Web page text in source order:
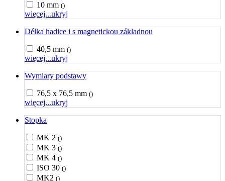
10 mm ()
więcej...ukryj
Délka hadice i s magnetickou základnou
40,5 mm ()
więcej...ukryj
Wymiary podstawy
76,5 x 76,5 mm ()
więcej...ukryj
Stopka
MK 2 ()
MK 3 ()
MK 4 ()
ISO 30 ()
MK2 ()